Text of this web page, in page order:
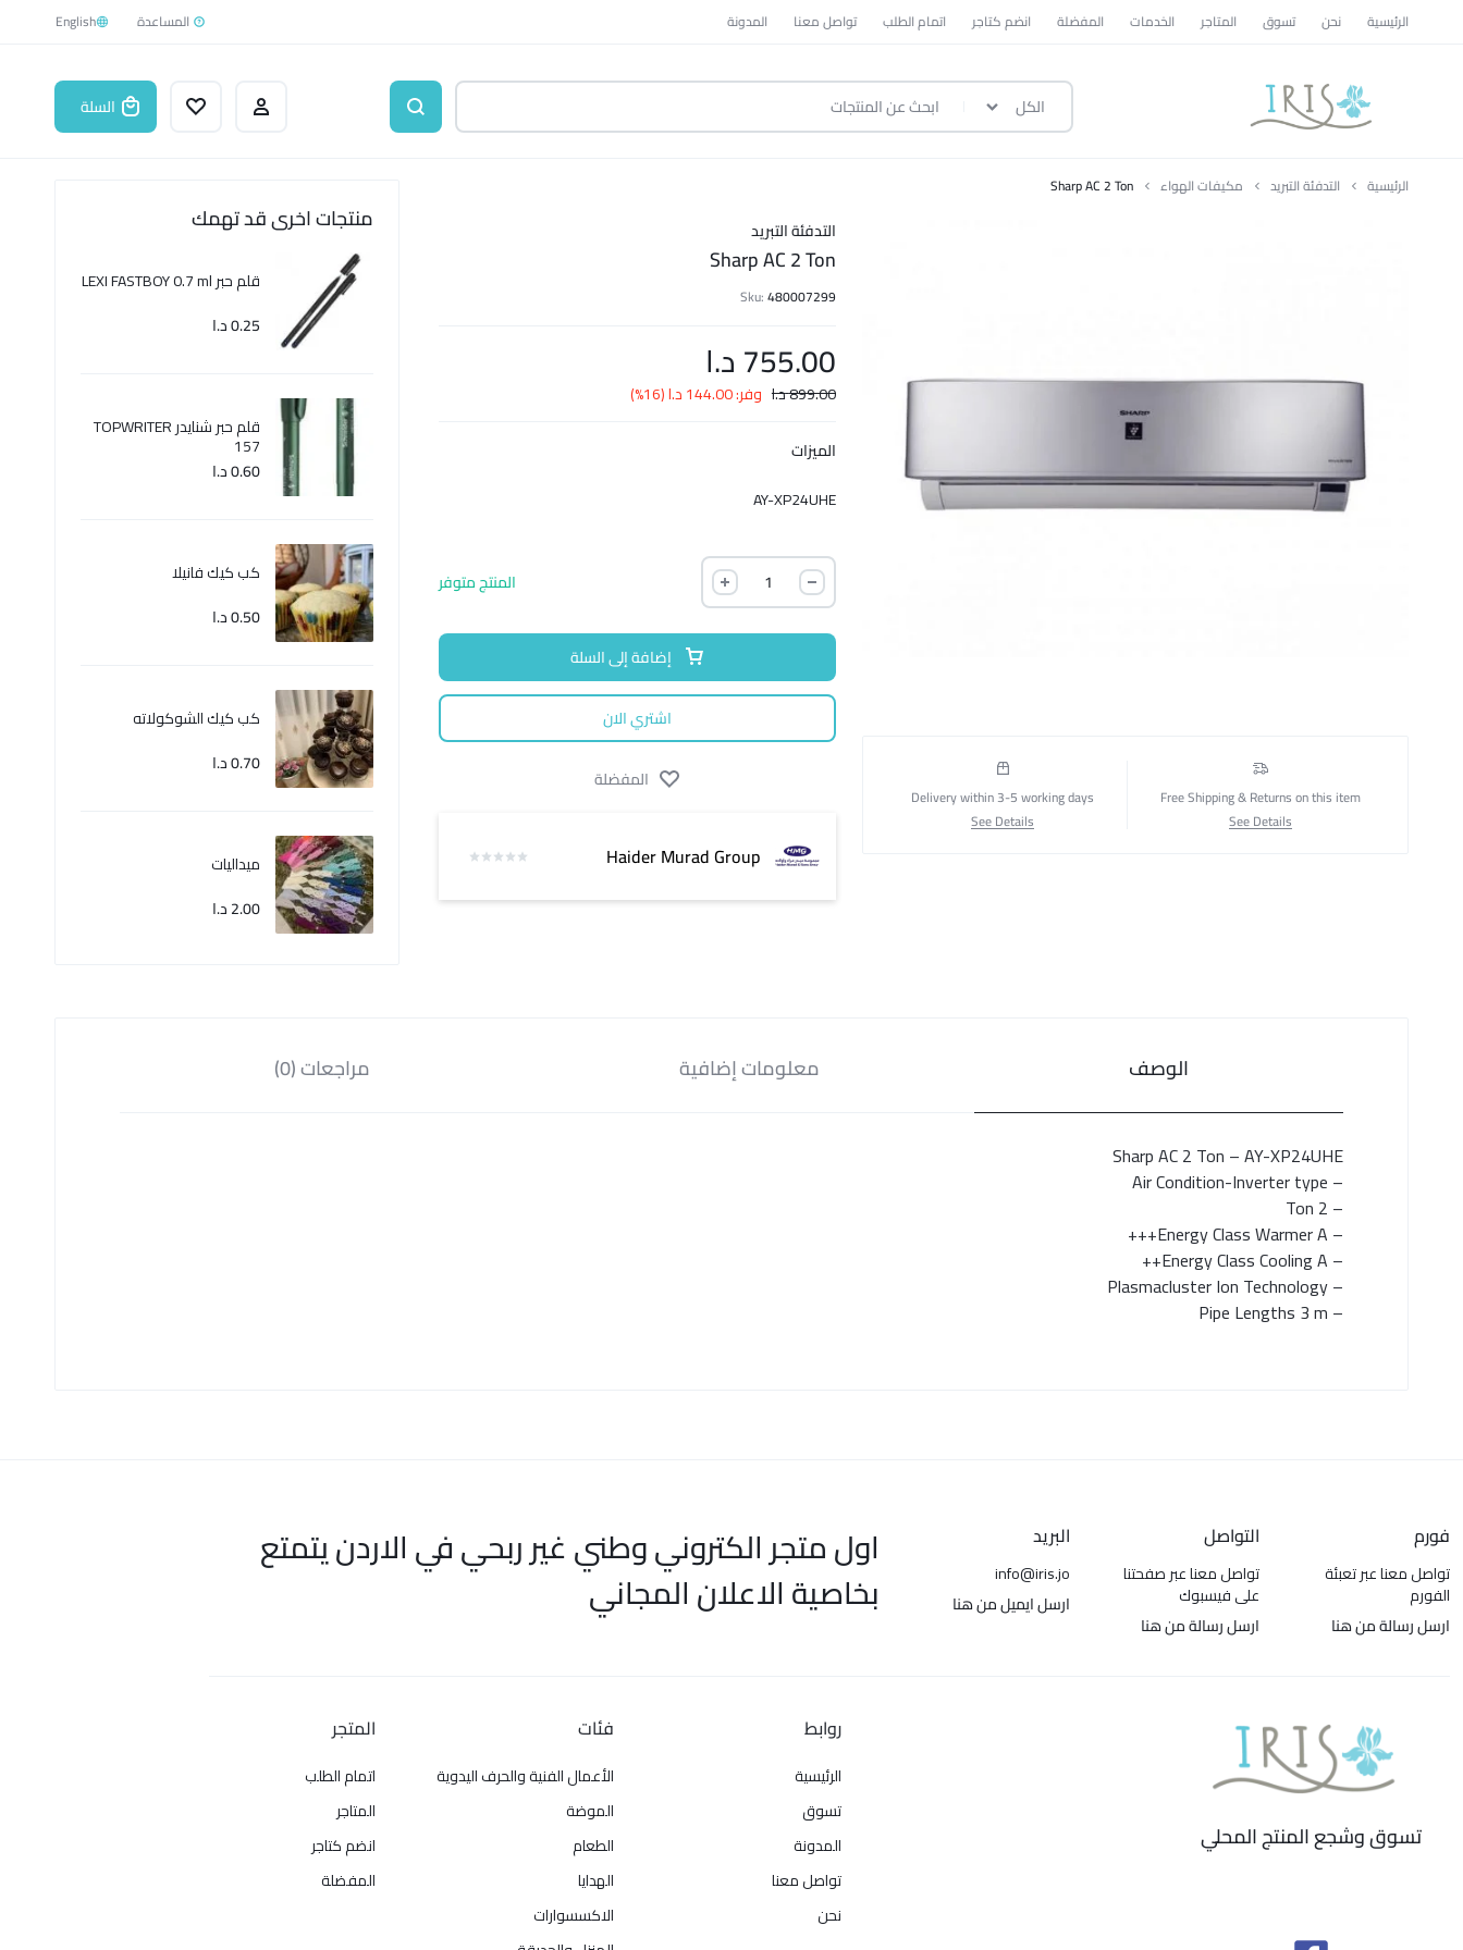
الرئيسية نحن تسوق المتاجر الخدمات المفضلة انضم كتاجر اتمام الطلب تواصل معنا المدونة English
|
متجر
الكل السلة
الرئيسية التدفئة التبريد مكيفات الهواء Sharp AC 2 Ton
Free Shipping & Returns on this item
See Details
Delivery within 3-5 working days
See Details
التدفئة التبريد
Sharp AC 2 Ton
Sku:480007299
755.00د.ا
899.00د.ا وفر:144.00د.ا(16%)
الميزات
AY-XP24UHE
المنتج متوفر
إضافة إلى السلة
اشتري الان
المفضلة
Haider Murad Group
منتجات اخرى قد تهمك
قلم حبر LEXI FASTBOY 0.7 ml
0.25د.ا
قلم حبر شنايدر TOPWRITER
157
0.60د.ا
كب كيك فانيلا
0.50د.ا
كب كيك الشوكولاته
0.70د.ا
ميداليات
2.00د.ا
الوصف معلومات إضافية مراجعات (0)
Sharp AC 2 Ton – AY-XP24UHE
– Air Condition-Inverter type
– 2 Ton
– Energy Class Warmer A+++
– Energy Class Cooling A++
– Plasmacluster Ion Technology
– Pipe Lengths 3 m
فورم
تواصل معنا عبر تعبئة
الفورم
ارسل رسالة من هنا
التواصل
تواصل معنا عبر صفحتنا
على فيسبوك
ارسل رسالة من هنا
البريد
info@iris.jo
ارسل ايميل من هنا
اول متجر الكتروني وطني غير ربحي في الاردن يتمتع
بخاصية الاعلان المجاني
تسوق وشجع المنتج المحلي
روابط
الرئيسية
تسوق
المدونة
تواصل معنا
نحن
فئات
الأعمال الفنية والحرف اليدوية
الموضة
الطعام
الهدايا
الاكسسوارات
المتجر
اتمام الطلب
المتاجر
انضم كتاجر
المفضلة